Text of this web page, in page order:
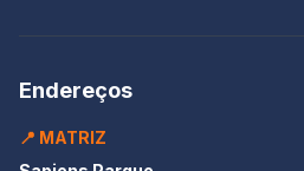
Endereços
📍 MATRIZ